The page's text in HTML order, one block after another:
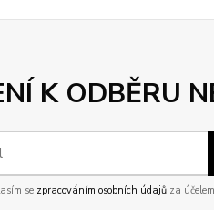
K ODBĚRU
se zpracováním osobních údajůza